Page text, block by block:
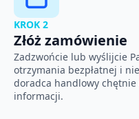
KROK 2
Złóż zamówienie
Zadzwońcie lub wyślijcie
otrzymania bezpłatnej i
doradca handlowy
informacji.